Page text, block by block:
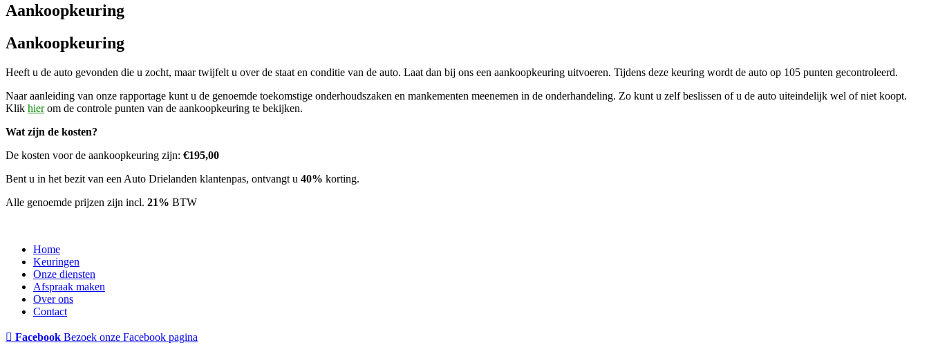
Aankoopkeuring
Aankoopkeuring
Heeft u de auto gevonden die u zocht, maar twijfelt u over de staat en conditie van de auto. Laat dan bij ons een aankoopkeuring uitvoeren. Tijdens deze keuring wordt de auto op 105 punten gecontroleerd.
Naar aanleiding van onze rapportage kunt u de genoemde toekomstige onderhoudszaken en mankementen meenemen in de onderhandeling. Zo kunt u zelf beslissen of u de auto uiteindelijk wel of niet koopt.
Klik hierom de controle punten van de aankoopkeuring te bekijken.
Wat zijn de kosten?
De kosten voor de aankoopkeuring zijn: €195,00
Bent u in het bezit van een Auto Drielanden klantenpas, ontvangt u 40% korting.
Alle genoemde prijzen zijn incl. 21% BTW
Home
Keuringen
Onze diensten
Afspraak maken
Over ons
Contact
Facebook Bezoek onze Facebook pagina